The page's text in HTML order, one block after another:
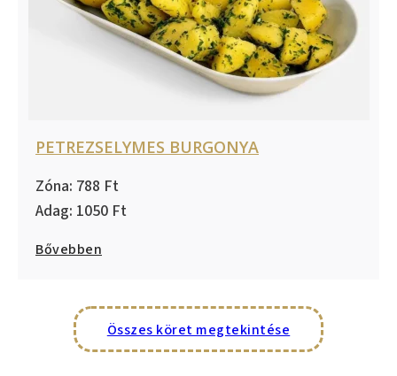
PETREZSELYMES BURGONYA
788
1050
Bővebben
Összes köret megtekintése